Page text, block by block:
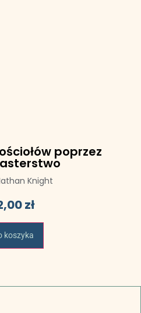
poprzez
Knight
zł
koszyka